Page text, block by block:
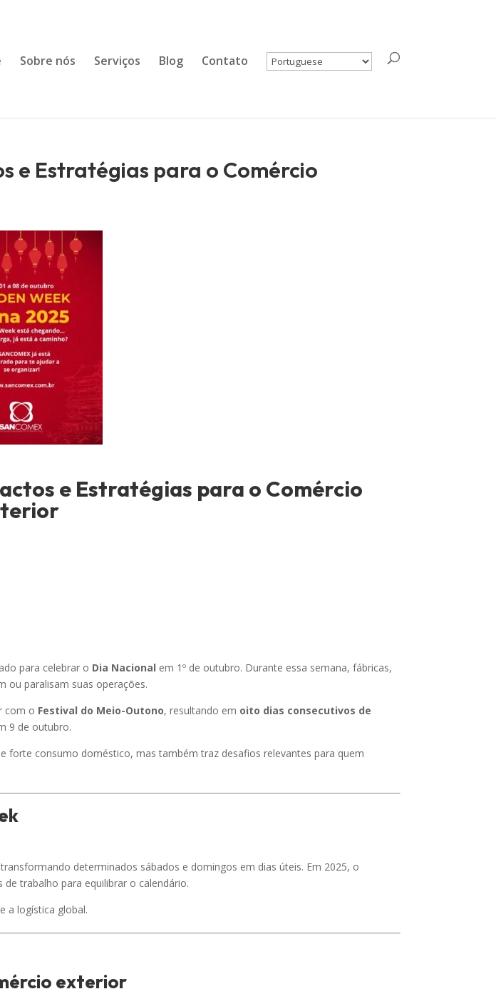
Sobre nós Serviços Blog Contato
e Estratégias para o Comércio
e Estratégias para o Comércio
para celebrar o Dia Nacional em 1º de outubro. Durante essa semana, fábricas,
ou paralisam suas operações.
com o Festival do Meio-Outono, resultando em oito dias consecutivos de
9 de outubro.
forte consumo doméstico, mas também traz desafios relevantes para quem
determinados sábados e domingos em dias úteis. Em 2025, o
de trabalho para equilibrar o calendário.
a logística global.
exterior